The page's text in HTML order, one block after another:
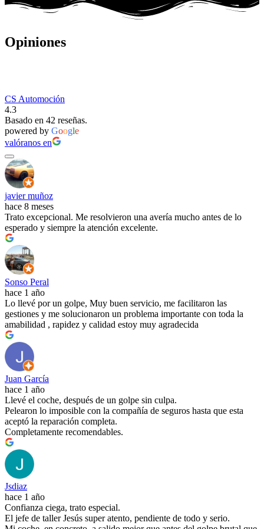
Opiniones
CS Automoción
4.3
Basado en 42 reseñas.
powered by Google
valóranos en
javier muñoz
hace 8 meses
Trato excepcional. Me resolvieron una avería mucho antes de lo
esperado y siempre la atención excelente.
Sonso Peral
hace 1 año
Lo llevé por un golpe, Muy buen servicio, me facilitaron las
gestiones y me solucionaron un problema importante con toda la
amabilidad , rapidez y calidad estoy muy agradecida
Juan García
hace 1 año
Llevé el coche, después de un golpe sin culpa.
Pelearon lo imposible con la compañía de seguros hasta que esta
aceptó la reparación completa.
Completamente recomendables.
Jsdiaz
hace 1 año
Confianza ciega, trato especial.
El jefe de taller Jesús super atento, pendiente de todo y serio.